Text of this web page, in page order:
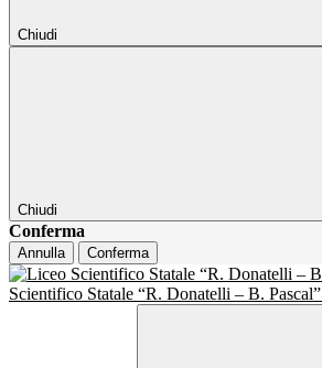
Chiudi
Chiudi
Conferma
Annulla Conferma
Scientifico Statale “R. Donatelli – B. Pascal”